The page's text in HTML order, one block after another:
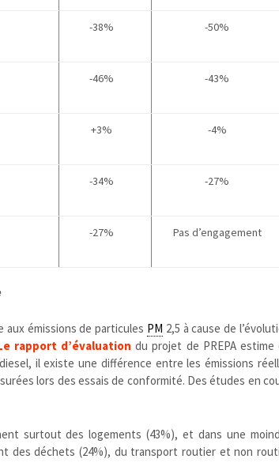
-38% -50%
-46% -43%
+3% -4%
-34% -27%
-27% Pas d’engagement
émissions de particules PM 2,5 à cause de
rapport d’évaluation du projet de PREPA estime
il existe une différence entre les émissions
lors des essais de conformité. Des études en
surtout des logements (43%), et dans une
des déchets (24%), du transport routier et non